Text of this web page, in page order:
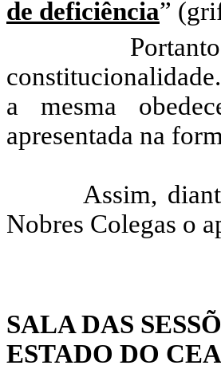
de deficiência”
Portanto,
a mesma
apresentada na
Assim,
Nobres Colegas o
SALA DAS
ESTADO DO